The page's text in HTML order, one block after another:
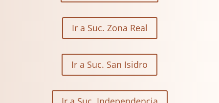
Ir a Suc. Zona Real
Ir a Suc. San Isidro